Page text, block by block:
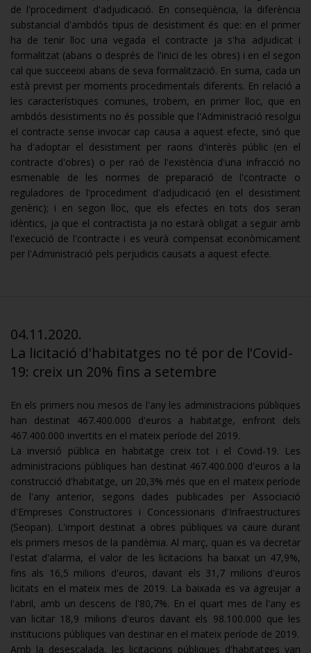
de l'procediment d'adjudicació. En conseqüència, la diferència
substancial d'ambdós tipus de desistiment és que: en el primer
ha de tenir lloc una vegada el contracte ja s'ha adjudicat i
formalitzat (abans o després de l'inici de les obres) i en el segon
cal que succeeixi abans de seva formalització. En suma, cada un
està previst per moments procedimentals diferents. En relació a
les característiques comunes, trobem, en primer lloc, que en
ambdós desistiments no és possible que l'Administració resolgui
el contracte sense invocar cap causa a aquest efecte, sinó que
ha d'adoptar el desistiment per raons d'interès públic (en el
contracte d'obres) o per raó de l'existència d'una infracció no
esmenable de les normes de preparació de l'contracte o
reguladores de l'procediment d'adjudicació (en el desistiment
genèric); i en segon lloc, que els efectes en tots dos seran
idèntics, ja que el contractista ja no estarà obligat a seguir amb
l'execució de l'contracte i es veurà compensat econòmicament
per l'Administració pels perjudicis causats a aquest efecte.
04.11.2020.
La licitació d'habitatges no té por de l'Covid-
19: creix un 20% fins a setembre
En els primers nou mesos de l'any les administracions públiques
han destinat 467.400.000 d'euros a habitatge, enfront dels
467.400.000 invertits en el mateix període del 2019.
La inversió pública en habitatge creix tot i el Covid-19. Les
administracions públiques han destinat 467.400.000 d'euros a la
construcció d'habitatge, un 20,3% més que en el mateix període
de l'any anterior, segons dades publicades per Associació
d'Empreses Constructores i Concessionaris d'Infraestructures
(Seopan). L'import destinat a obres públiques va caure durant
els primers mesos de la pandèmia. Al març, quan es va decretar
l'estat d'alarma, el valor de les licitacions ha baixat un 47,9%,
fins als 16,5 milions d'euros, davant els 31,7 milions d'euros
licitats en el mateix mes de 2019. La baixada es va agreujar a
l'abril, amb un descens de l'80,7%. En el quart mes de l'any es
van licitar 18,9 milions d'euros davant els 98.100.000 que les
institucions públiques van destinar en el mateix període de 2019.
Amb la desescalada, les licitacions públiques d'habitatges van